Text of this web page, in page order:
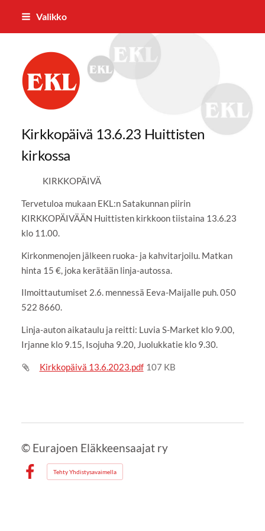
Siirry
Valikko
Eurajoen Eläkkeensaajat ry
Kirkkopäivä 13.6.23 Huittisten
kirkossa
KIRKKOPÄIVÄ
Tervetuloa mukaan EKL:n Satakunnan piirin
KIRKKOPÄIVÄÄN Huittisten kirkkoon tiistaina 13.6.23
klo 11.00.
Kirkonmenojen jälkeen ruoka- ja kahvitarjoilu. Matkan
hinta 15 €, joka kerätään linja-autossa.
Ilmoittautumiset 2.6. mennessä Eeva-Maijalle puh. 050
522 8660.
Linja-auton aikataulu ja reitti: Luvia S-Market klo 9.00,
Irjanne klo 9.15, Isojuha 9.20, Juolukkatie klo 9.30.
Kirkkopäivä 13.6.2023.pdf 107 KB
© Eurajoen Eläkkeensaajat ry
Tehty Yhdistysavaimella